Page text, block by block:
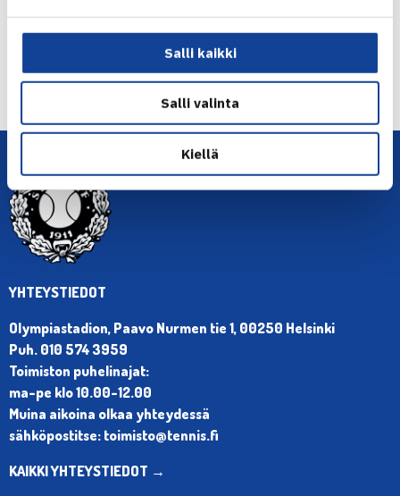
Salli kaikki
Salli valinta
Kiellä
Seuraava uutinen: Anderson vei Etelä-Afrikan…
YHTEYSTIEDOT
Olympiastadion, Paavo Nurmen tie 1, 00250 Helsinki
Puh. 010 574 3959
Toimiston puhelinajat:
ma-pe klo 10.00-12.00
Muina aikoina olkaa yhteydessä
sähköpostitse: toimisto@tennis.fi
KAIKKI YHTEYSTIEDOT →